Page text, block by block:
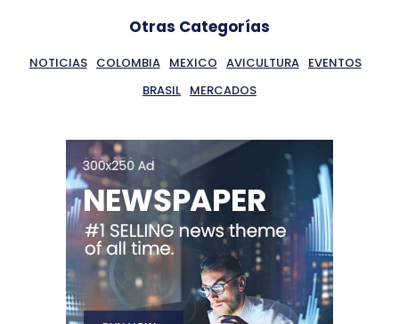
Otras Categorías
NOTICIAS COLOMBIA MEXICO AVICULTURA
EVENTOS
BRASIL MERCADOS